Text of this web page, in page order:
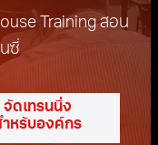
Training สอน
ซี่
จัดเทรนนิ่ง
ำหรับองค์กร